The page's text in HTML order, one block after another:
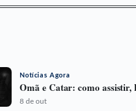
Notícias Agora
Omã e Catar: como assistir,
8 de out